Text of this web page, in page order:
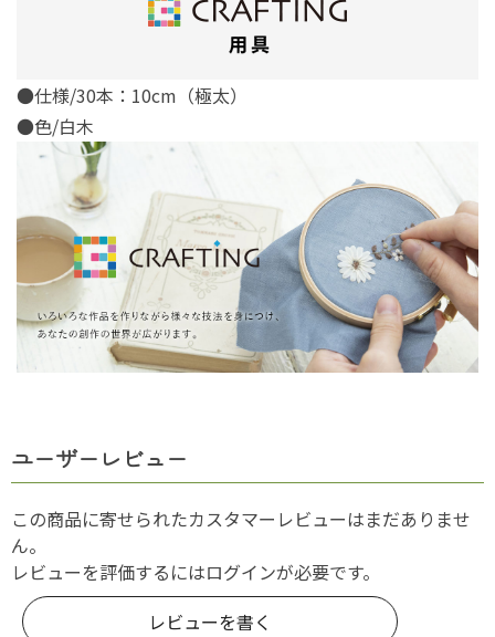
●仕様/30本：10cm（極太）
●色/白木
ユーザーレビュー
この商品に寄せられたカスタマーレビューはまだありませ
ん。
レビューを評価するにはログインが必要です。
レビューを書く